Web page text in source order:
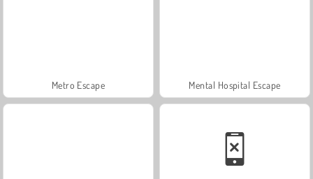
Metro Escape Mental Hospital Escape